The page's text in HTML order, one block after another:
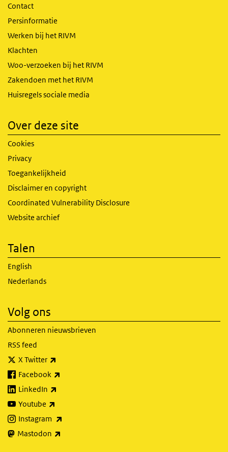
Contact
Persinformatie
Werken bij het RIVM
Klachten
Woo-verzoeken bij het RIVM
Zakendoen met het RIVM
Huisregels sociale media
Over deze site
Cookies
Privacy
Toegankelijkheid
Disclaimer en copyright
Coordinated Vulnerability Disclosure
Website archief
Talen
English
Nederlands
Volg ons
Abonneren nieuwsbrieven
RSS feed
X Twitter
Facebook
LinkedIn
Youtube
Instagram
Mastodon